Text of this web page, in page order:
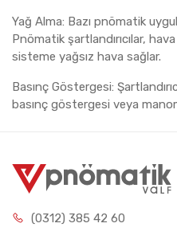
Yağ Alma: Bazı pnömatik
Pnömatik şartlandırıcılar,
sisteme yağsız hava sağlar.
Basınç Göstergesi:
basınç göstergesi veya
(0312) 385 42 60